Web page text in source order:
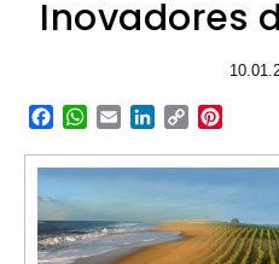
Inovadores
Facebook
WhatsApp
EmailLinkedIn
Copy